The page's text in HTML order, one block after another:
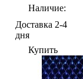
Наличие:
Доставка 2-4
дня
Купить